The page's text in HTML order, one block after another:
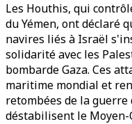
Les Houthis, qui
du Yémen, ont déclaré
navires liés à Israël
solidarité avec les
bombarde Gaza. Ces
maritime mondial et
retombées de la
déstabilisent le Moyen-